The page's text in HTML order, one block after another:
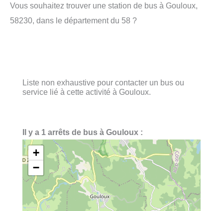
Vous souhaitez trouver une station de bus à Gouloux,
58230, dans le département du 58 ?
Liste non exhaustive pour contacter un bus ou
service lié à cette activité à Gouloux.
Il y a 1 arrêts de bus à Gouloux :
+
−